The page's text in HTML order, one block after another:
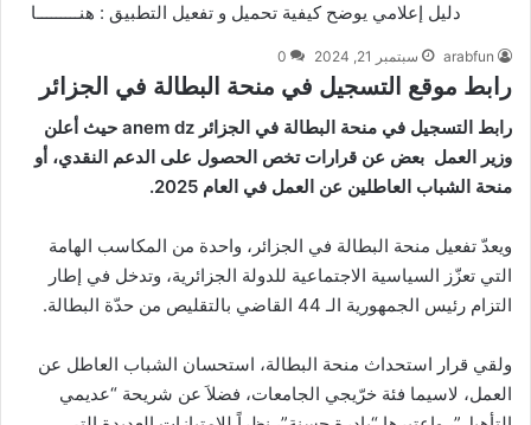
دليل إعلامي يوضح كيفية تحميل و تفعيل التطبيق : هنـــــــــا
arabfun سبتمبر 21, 2024 0
رابط موقع التسجيل في منحة البطالة في الجزائر
رابط التسجيل في منحة البطالة في الجزائر anem dz حيث أعلن
وزير العمل بعض عن قرارات تخص الحصول على الدعم النقدي، أو
منحة الشباب العاطلين عن العمل في العام 2025.
ويعدّ تفعيل منحة البطالة في الجزائر، واحدة من المكاسب الهامة
التي تعزّز السياسية الاجتماعية للدولة الجزائرية، وتدخل في إطار
التزام رئيس الجمهورية الـ 44 القاضي بالتقليص من حدّة البطالة.
ولقي قرار استحداث منحة البطالة، استحسان الشباب العاطل عن
العمل، لاسيما فئة خرّيجي الجامعات، فضلاَ عن شريحة “عديمي